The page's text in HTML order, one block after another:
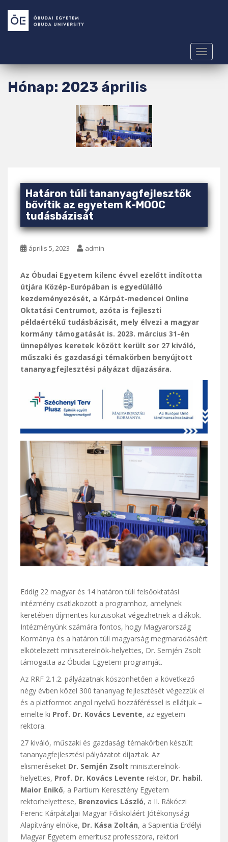
o
Hónap: 2023 április
Határon túli tananyagfejlesztők
bővítik az egyetem K-MOOC
tudásbázisát
április 5, 2023 admin
Az Óbudai Egyetem kilenc évvel ezelőtt indította
útjára Közép-Európában is egyedülálló
kezdeményezését, a Kárpát-medencei Online
Oktatási Centrumot, azóta is fejleszti
példaértékű tudásbázisát, mely élvezi a magyar
kormány támogatását is. 2023. március 31-én
ünnepélyes keretek között került sor 27 kiváló,
műszaki és gazdasági témakörben benyújtott
tananyagfejlesztési pályázat díjazására.
Eddig 22 magyar és 14 határon túli felsőoktatási
intézmény csatlakozott a programhoz, amelynek
keretében díjmentes kurzusokat végezhetnek a diákok.
Intézményünk számára fontos, hogy Magyarország
Kormánya és a határon túli magyarság megmaradásáért
elkötelezett miniszterelnök-helyettes, Dr. Semjén Zsolt
támogatta az Óbudai Egyetem programját.
Az RRF 2.1.2. pályázatnak köszönhetően a következő
négy évben közel 300 tananyag fejlesztését végezzük el
és a platformot angol nyelvű hozzáféréssel is ellátjuk –
emelte ki Prof. Dr. Kovács Levente, az egyetem
rektora.
27 kiváló, műszaki és gazdasági témakörben készült
tananyagfejlesztési pályázatot díjaztak. Az
elismeréseket Dr. Semjén Zsolt miniszterelnök-
helyettes, Prof. Dr. Kovács Levente rektor, Dr. habil.
Maior Enikő, a Partium Keresztény Egyetem
rektorhelyettese, Brenzovics László, a II. Rákóczi
Ferenc Kárpátaljai Magyar Főiskoláért Jótékonysági
Alapítvány elnöke, Dr. Kása Zoltán, a Sapientia Erdélyi
Magyar Egyetem emeritusz professzora, rektori